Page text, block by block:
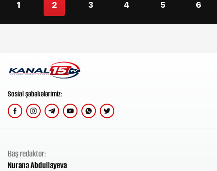
1 2 3 4 5 6
Sosial şəbəkələrimiz:
Baş redaktor:
Nuranə Abdullayeva